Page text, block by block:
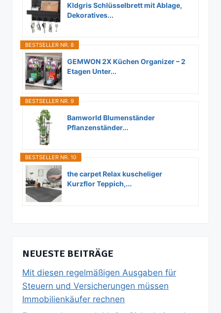
Kldgris Schlüsselbrett mit Ablage,
Dekoratives...
BESTSELLER NR. 8
GEMWON 2X Küchen Organizer – 2
Etagen Unter...
BESTSELLER NR. 9
Bamworld Blumenständer
Pflanzenständer...
BESTSELLER NR. 10
the carpet Relax kuscheliger
Kurzflor Teppich,...
NEUESTE BEITRÄGE
Mit diesen regelmäßigen Ausgaben für
Steuern und Versicherungen müssen
Immobilienkäufer rechnen